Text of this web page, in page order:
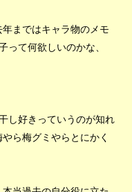
年まではキャラ物のメモ
って何欲しいのかな、
し好きっていうのが知れ
ら梅グミやらとにかく